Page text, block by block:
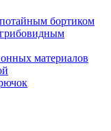
бортиком
материалов